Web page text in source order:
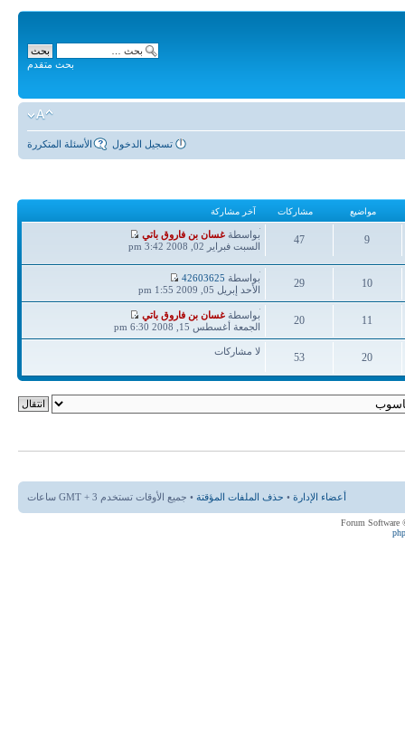
بحث متقدم
الأسئلة المتكررة تسجيل الدخول
مواضيع مشاركات آخر مشاركة
9
مواضيع
47
مشاركات
آخر
مشاركة
بواسطةغسان بن فاروق باتي
السبت فبراير 02, 2008 3:42 pm
10
مواضيع
29
مشاركات
آخر
مشاركة
بواسطة 42603625
الأحد إبريل 05, 2009 1:55 pm
11
مواضيع
20
مشاركات
آخر
مشاركة
بواسطةغسان بن فاروق باتي
الجمعة أغسطس 15, 2008 6:30 pm
20
مواضيع
53
مشاركات
لا مشاركات
أعضاء الإدارة • حذف الملفات المؤقتة • جميع الأوقات تستخدم GMT + 3 ساعات